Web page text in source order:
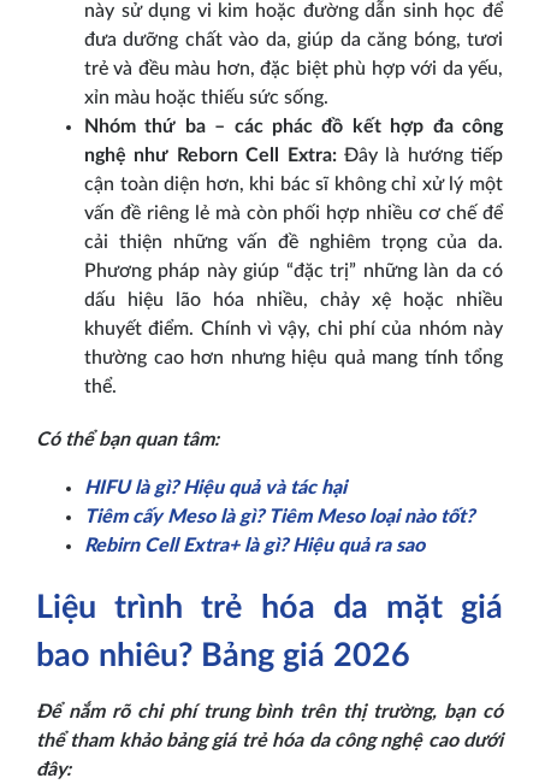
này sử dụng vi kim hoặc đường dẫn sinh học để
đưa dưỡng chất vào da, giúp da căng bóng, tươi
trẻ và đều màu hơn, đặc biệt phù hợp với da yếu,
xỉn màu hoặc thiếu sức sống.
Nhóm thứ ba – các phác đồ kết hợp đa công
nghệ như Reborn Cell Extra:Đây là hướng tiếp
cận toàn diện hơn, khi bác sĩ không chỉ xử lý một
vấn đề riêng lẻ mà còn phối hợp nhiều cơ chế để
cải thiện những vấn đề nghiêm trọng của da.
Phương pháp này giúp “đặc trị” những làn da có
dấu hiệu lão hóa nhiều, chảy xệ hoặc nhiều
khuyết điểm. Chính vì vậy, chi phí của nhóm này
thường cao hơn nhưng hiệu quả mang tính tổng
thể.
Có thể bạn quan tâm:
HIFU là gì? Hiệu quả và tác hại
Tiêm cấy Meso là gì? Tiêm Meso loại nào tốt?
Rebirn Cell Extra+ là gì? Hiệu quả ra sao
Liệu trình trẻ hóa da mặt giá
bao nhiêu? Bảng giá 2026
Để nắm rõ chi phí trung bình trên thị trường, bạn có
thể tham khảo bảng giá trẻ hóa da công nghệ cao dưới
đây: